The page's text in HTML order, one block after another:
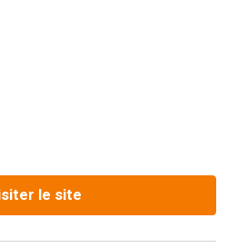
le site